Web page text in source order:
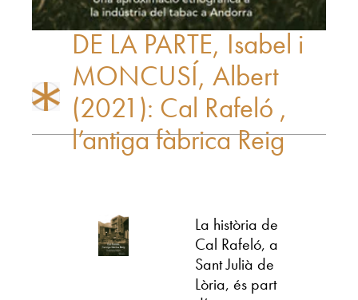
DE LA PARTE, Isabel i
MONCUSÍ, Albert
(2021): Cal Rafeló ,
l’antiga fàbrica Reig
La història de
Cal Rafeló, a
Sant Julià de
Lòria, és part